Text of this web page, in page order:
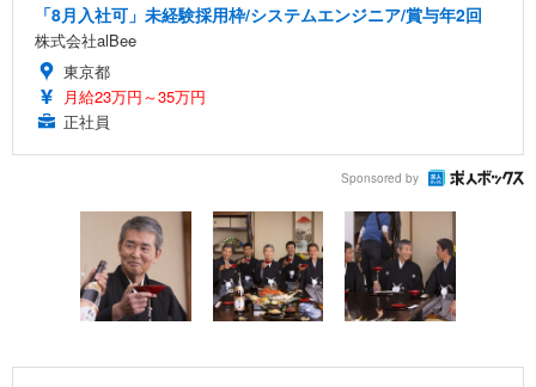
「8月入社可」未経験採用枠/システムエンジニア/賞与年2回
株式会社alBee
東京都
月給23万円～35万円
正社員
Sponsored by